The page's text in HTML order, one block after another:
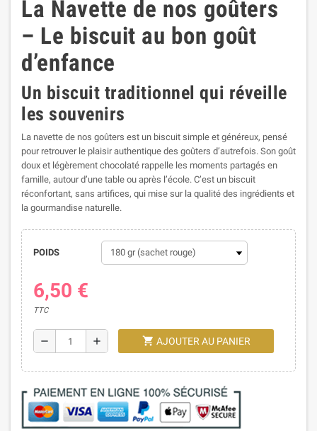
La Navette de nos goûters
– Le biscuit au bon goût
d’enfance
Un biscuit traditionnel qui réveille
les souvenirs
La navette de nos goûters est un biscuit simple et généreux, pensé
pour retrouver le plaisir authentique des goûters d’autrefois. Son goût
doux et légèrement chocolaté rappelle les moments partagés en
famille, autour d’une table ou après l’école. C’est un biscuit
réconfortant, sans artifices, qui mise sur la qualité des ingrédients et
la gourmandise naturelle.
POIDS
6,50 €
TTC
remove add shopping_cart AJOUTER AU PANIER